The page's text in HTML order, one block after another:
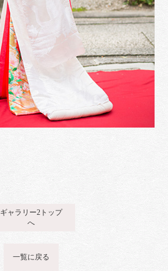
ギャラリー2トップ
へ
一覧に戻る